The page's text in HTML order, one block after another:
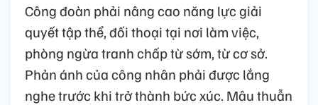
Công đoàn phải nâng cao năng lực giải
quyết tập thể, đối thoại tại nơi làm việc,
phòng ngừa tranh chấp từ sớm, từ cơ sở.
Phản ánh của công nhân phải được lắng
nghe trước khi trở thành bức xúc. Mâu thuẫn